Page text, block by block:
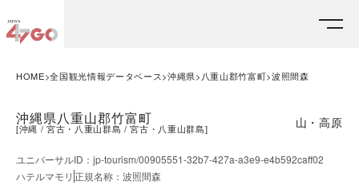
HOME 全国観光情報データベース 沖縄県 八重山郡竹富町 波照間森
沖縄県八重山郡竹富町
[沖縄 宮古・八重山群島 宮古・八重山群島] 山・高原
ユニバーサルID ： jp-tourism/00905551-32b7-427a-a3e9-e4b592caff02
ハテルマモリ 正規名称 ： 波照間森